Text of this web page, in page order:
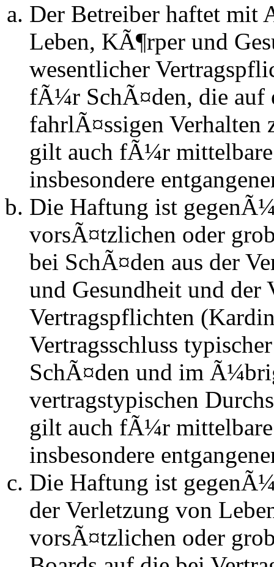
Der Betreiber haftet mit
Leben, KÃ¶rper und
wesentlicher
fÃ¼r SchÃ¤den, die auf
fahrlÃ¤ssigen
gilt auch fÃ¼r
insbesondere
Die Haftung ist
vorsÃ¤tzlichen oder
bei SchÃ¤den aus der
und Gesundheit und der
Vertragspflichten
Vertragsschluss
SchÃ¤den und im
vertragstypischen
gilt auch fÃ¼r
insbesondere
Die Haftung ist
der Verletzung von
vorsÃ¤tzlichen oder